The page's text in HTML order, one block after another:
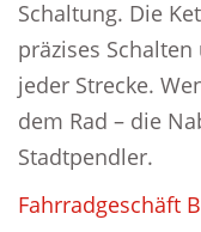
Schaltung. Die
präzises
jeder Strecke.
dem Rad – die
Stadtpendler.
Fahrradgeschäft